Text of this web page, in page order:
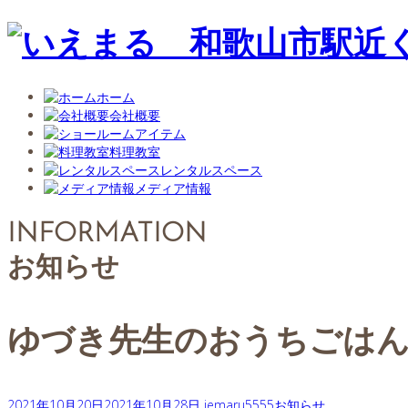
ホーム
会社概要
アイテム
料理教室
レンタルスペース
メディア情報
INFORMATION
お知らせ
ゆづき先生のおうちごは